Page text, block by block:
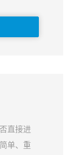
直接进
单、重